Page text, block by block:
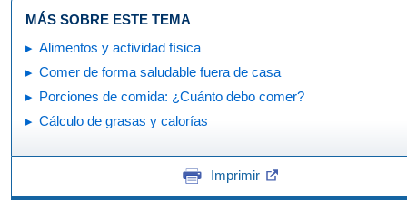
MÁS SOBRE ESTE TEMA
Alimentos y actividad física
Comer de forma saludable fuera de casa
Porciones de comida: ¿Cuánto debo comer?
Cálculo de grasas y calorías
Imprimir